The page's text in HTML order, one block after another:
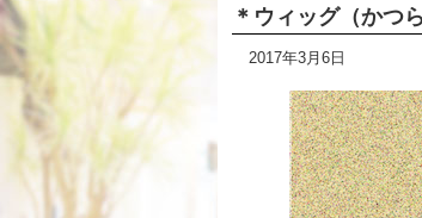
＊ウィッグ（かつ
2017年3月6日